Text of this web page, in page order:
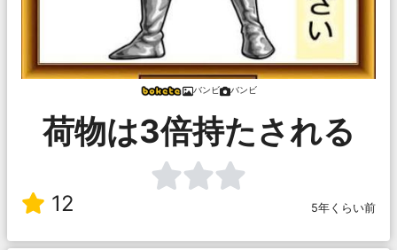
バンビ バンビ
荷物は3倍持たされる
12 5年くらい前